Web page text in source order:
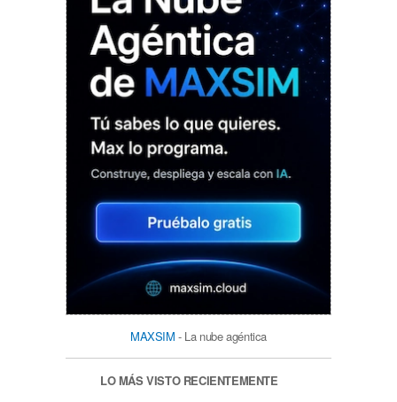
MAXSIM - La nube agéntica
LO MÁS VISTO RECIENTEMENTE